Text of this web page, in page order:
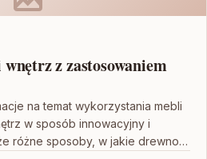
z zastosowaniem
na temat wykorzystania mebli
w sposób innowacyjny i
różne sposoby, w jakie drewno…